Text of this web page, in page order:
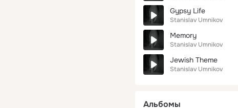
Gypsy Life
Stanislav Umnikov
Memory
Stanislav Umnikov
Jewish Theme
Stanislav Umnikov
Альбомы